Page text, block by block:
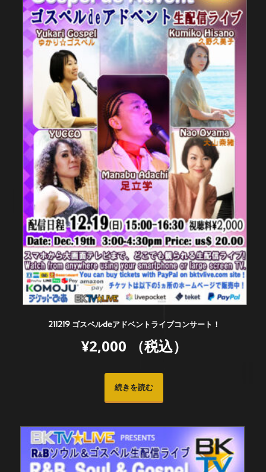
211219 ゴスペルdeアドベントライブコンサート！
¥2,000 （税込）
続きを読む